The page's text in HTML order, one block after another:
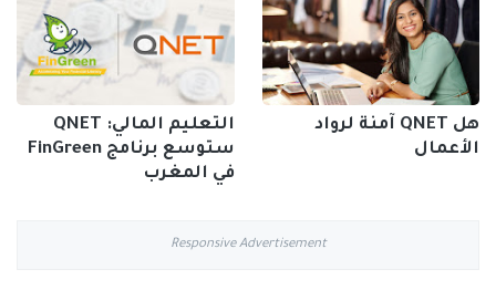
هل QNET آمنة لرواد
الأعمال
التعليم المالي: QNET
ستوسع برنامج FinGreen
في المغرب
Responsive Advertisement